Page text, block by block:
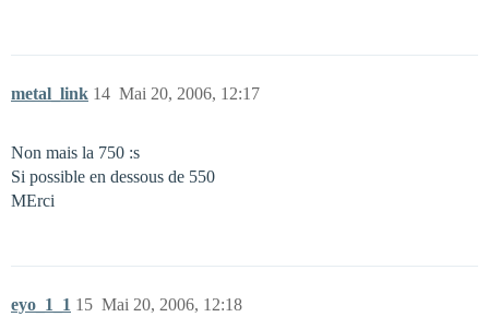
metal_link Mai 20, 2006, 12:17
14
Non mais la 750 :s
Si possible en dessous de 550
MErci
eyo_1_1 Mai 20, 2006, 12:18
15